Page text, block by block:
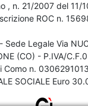
, n. 21/2007 del 11/
ROC n.
Sede Legale Via
(CO) - P.IVA/
Como n.
SOCIALE Euro